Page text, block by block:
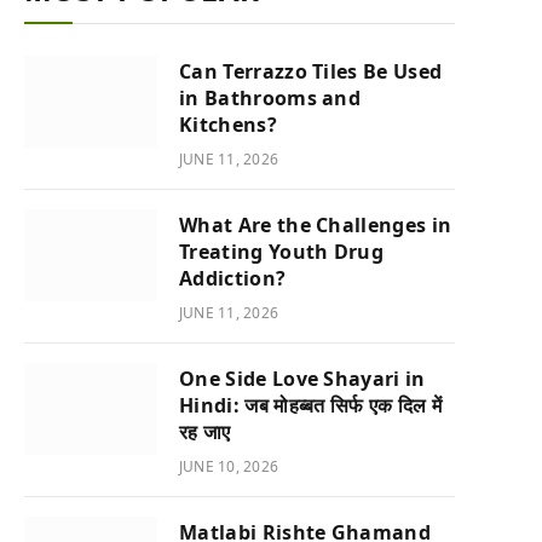
Can Terrazzo Tiles Be Used
in Bathrooms and
Kitchens?
JUNE 11, 2026
What Are the Challenges in
Treating Youth Drug
Addiction?
JUNE 11, 2026
One Side Love Shayari in
Hindi: जब मोहब्बत सिर्फ एक दिल में
रह जाए
JUNE 10, 2026
Matlabi Rishte Ghamand